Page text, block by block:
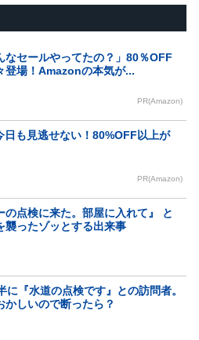
なセールやってたの？」80％OFF
登場！Amazonの本気が...
PR(Amazon)
も見逃せない！80%OFF以上が
PR(Amazon)
の点検に来た。部屋に入れて』 と
襲ったゾッとする出来事
に『水道の点検です』との訪問者。
かしいので断ったら？